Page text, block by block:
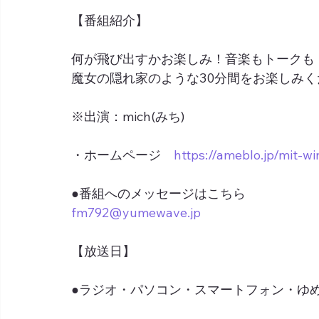
【番組紹介】
何が飛び出すかお楽しみ！音楽もトークも
魔女の隠れ家のような30分間をお楽しみく
※出演：mich(みち)
・ホームページ https://ameblo.jp/mit-
●番組へのメッセージはこちら
fm792@yumewave.jp
【放送日】
●ラジオ・パソコン・スマートフォン・ゆ